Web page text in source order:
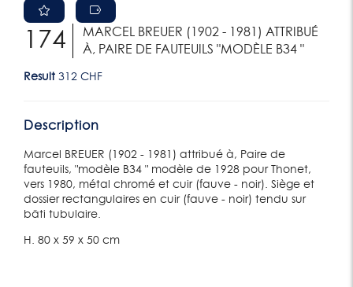
174
MARCEL BREUER (1902 - 1981) ATTRIBUÉ
À, PAIRE DE FAUTEUILS "MODÈLE B34 "
Result 312 CHF
Description
Marcel BREUER (1902 - 1981) attribué à, Paire de
fauteuils, "modèle B34 " modèle de 1928 pour Thonet,
vers 1980, métal chromé et cuir (fauve - noir). Siège et
dossier rectangulaires en cuir (fauve - noir) tendu sur
bâti tubulaire.
H. 80 x 59 x 50 cm